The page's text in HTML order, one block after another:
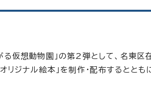
仮想動物園」の第2弾として、名東区
ジナル絵本」を制作・配布するととも